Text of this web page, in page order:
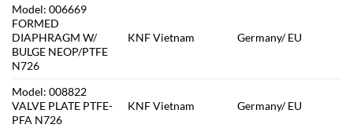
Model: 006669
FORMED
DIAPHRAGM W/
BULGE NEOP/PTFE
N726
KNF Vietnam Germany/ EU
Model: 008822
VALVE PLATE PTFE-
PFA N726
KNF Vietnam Germany/ EU